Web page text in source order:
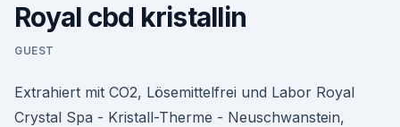
Royal cbd kristallin
GUEST
Extrahiert mit CO2, Lösemittelfrei und Labor Royal
Crystal Spa - Kristall-Therme - Neuschwanstein,